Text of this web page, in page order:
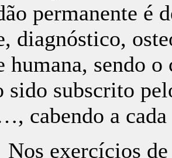
permanente é
diagnóstico,
humana, sendo
sido subscrito
cabendo a cada
exercícios de